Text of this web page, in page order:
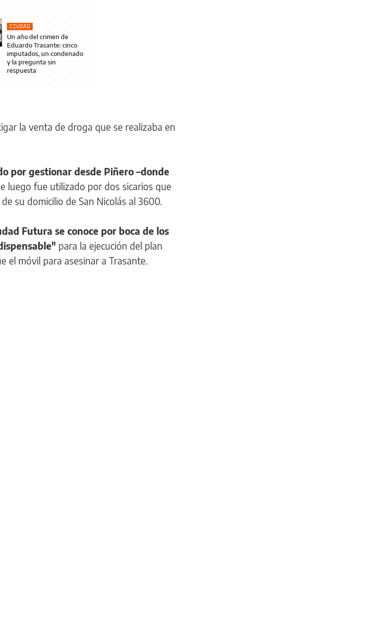
CIUDAD
Un año del crimen de
Eduardo Trasante: cinco
imputados, un condenado
y la pregunta sin
respuesta
la venta de droga que se realizaba en
por gestionar desde Piñero –donde
luego fue utilizado por dos sicarios que
su domicilio de San Nicolás al 3600.
Futura se conoce por boca de los
para la ejecución del plan
el móvil para asesinar a Trasante.